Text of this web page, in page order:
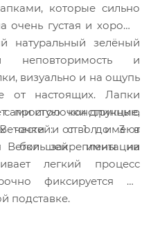
которые сильно
очень густая и хорошо
натуральный зелёный
неповторимость и
визуально и на ощупь
от настоящих. Лапки
иголочки длинные,
и ствол имеют
большей имитации
простую конструкцию
частей: от 1 до 3 в
Ветки закреплены на
легкий процесс
фиксируется на
подставке.